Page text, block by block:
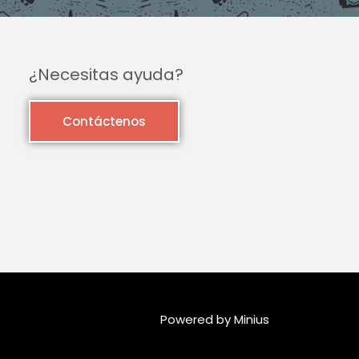
¿Necesitas ayuda?
Contáctenos
Powered by Minius